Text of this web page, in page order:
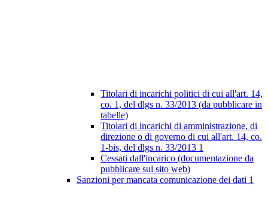
Titolari di incarichi politici di cui all'art. 14,
co. 1, del dlgs n. 33/2013 (da pubblicare in
tabelle)
Titolari di incarichi di amministrazione, di
direzione o di governo di cui all'art. 14, co.
1-bis, del dlgs n. 33/2013 1
Cessati dall'incarico (documentazione da
pubblicare sul sito web)
Sanzioni per mancata comunicazione dei dati 1